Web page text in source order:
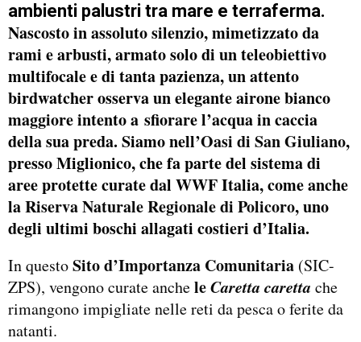
ambienti palustri tra mare e terraferma.
Nascosto in assoluto silenzio, mimetizzato da
rami e arbusti, armato solo di un teleobiettivo
multifocale e di tanta pazienza, un attento
birdwatcher osserva un elegante airone bianco
maggiore intento a sfiorare l’acqua in caccia
della sua preda. Siamo nell’Oasi di San Giuliano,
presso Miglionico, che fa parte del sistema di
aree protette curate dal WWF Italia, come anche
laRiserva Naturale Regionale di Policoro, uno
degli ultimi boschi allagati costieri d’Italia.
In questoSito d’Importanza Comunitaria (SIC-
ZPS), vengono curate ancheleCaretta caretta che
rimangono impigliate nelle reti da pesca o ferite da
natanti.